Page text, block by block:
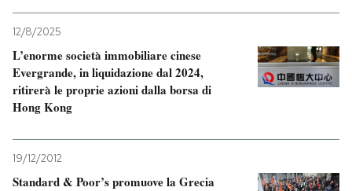
12/8/2025
L’enorme società immobiliare cinese
Evergrande, in liquidazione dal 2024,
ritirerà le proprie azioni dalla borsa di
Hong Kong
19/12/2012
Standard & Poor’s promuove la Grecia